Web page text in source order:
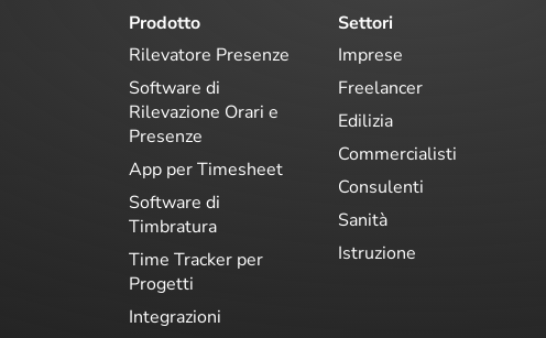
Prodotto
Rilevatore Presenze
Software di
Rilevazione Orari e
Presenze
App per Timesheet
Software di
Timbratura
Time Tracker per
Progetti
Integrazioni
Settori
Imprese
Freelancer
Edilizia
Commercialisti
Consulenti
Sanità
Istruzione